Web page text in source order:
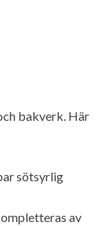
bakverk. Här
sötsyrlig
av